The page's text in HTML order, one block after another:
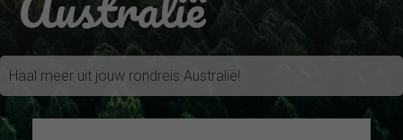
Haal meer uit jouw rondreis Australië!